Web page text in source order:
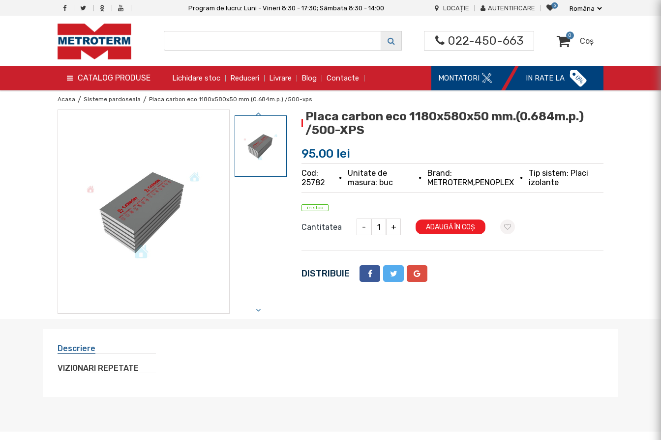
Program de lucru: Luni - Vineri 8:30 - 17:30; Sâmbata 8:30 - 14:00 LOCAȚIE AUTENTIFICARE 0
022-450-663 0
Coș
CATALOG PRODUSE
termo
ventilare
instrumente
Lichidare stoc Reduceri Livrare Blog Contacte MONTATORI IN RATE LA 0%
Acasa / Sisteme pardoseala / Placa carbon eco 1180x580x50 mm.(0.684m.p.) /500-xps
Placa carbon eco 1180x580x50 mm.(0.684m.p.)
/500-XPS
95.00 lei
Cod:
25782
Unitate de
masura: buc
Brand:
METROTERM,PENOPLEX
Tip sistem: Placi
izolante
în stoc
Cantitatea - + ADAUGĂ ÎN COȘ
DISTRIBUIE
Descriere
VIZIONARI REPETATE